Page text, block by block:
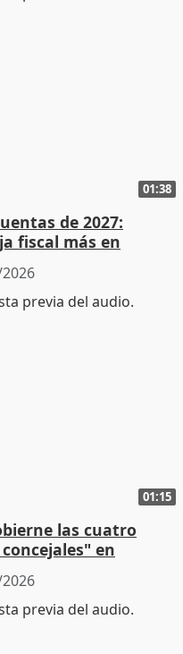
01:38
de 2027:
fiscal más en
01:15
las cuatro
en